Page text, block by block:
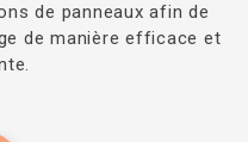
de panneaux afin de
de manière efficace et